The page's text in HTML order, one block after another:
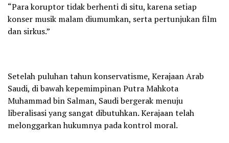
“Para koruptor tidak berhenti di situ, karena setiap
konser musik malam diumumkan, serta pertunjukan film
dan sirkus.”
Setelah puluhan tahun konservatisme, Kerajaan Arab
Saudi, di bawah kepemimpinan Putra Mahkota
Muhammad bin Salman, Saudi bergerak menuju
liberalisasi yang sangat dibutuhkan. Kerajaan telah
melonggarkan hukumnya pada kontrol moral.